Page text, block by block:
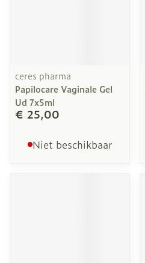
ceres pharma
Papilocare Vaginale Gel
Ud 7x5ml
€ 25,00
Niet beschikbaar